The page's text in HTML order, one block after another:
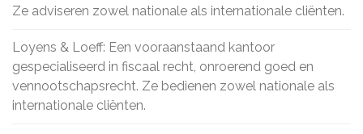
Ze adviseren zowel nationale als internationale cliënten.
Loyens & Loeff: Een vooraanstaand kantoor
gespecialiseerd in fiscaal recht, onroerend goed en
vennootschapsrecht. Ze bedienen zowel nationale als
internationale cliënten.